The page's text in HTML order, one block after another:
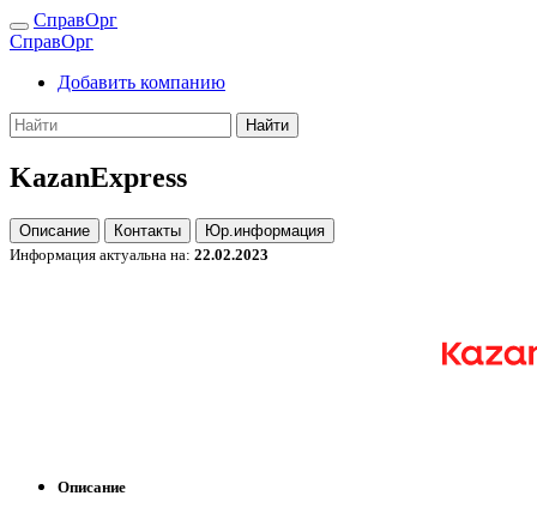
СправОрг
СправОрг
Добавить компанию
Найти
KazanExpress
Описание Контакты
Юр.информация
Информация актуальна на: 22.02.2023
Описание